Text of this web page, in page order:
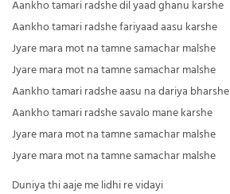
Aankho tamari radshe dil yaad ghanu karshe
Aankho tamari radshe fariyaad aasu karshe
Jyare mara mot na tamne samachar malshe
Jyare mara mot na tamne samachar malshe
Aankho tamari radshe aasu na dariya bharshe
Aankho tamari radshe savalo mane karshe
Jyare mara mot na tamne samachar malshe
Jyare mara mot na tamne samachar malshe
Duniya thi aaje me lidhi re vidayi